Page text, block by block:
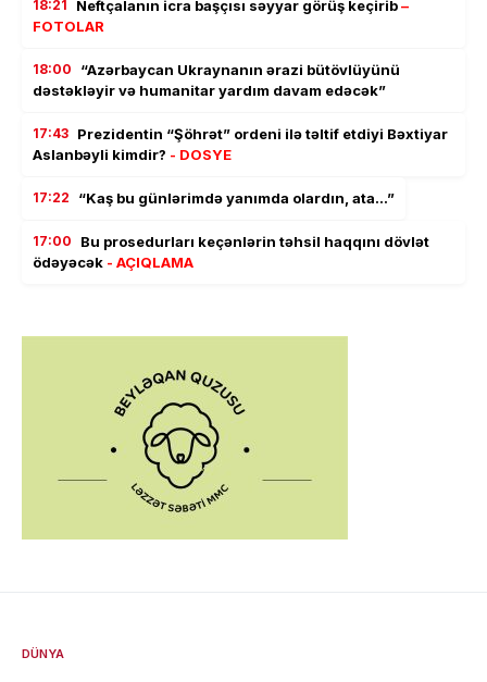
18:21 Neftçalanın icra başçısı səyyar görüş keçirib–
FOTOLAR
18:00
“Azərbaycan Ukraynanın ərazi bütövlüyünü
dəstəkləyir və humanitar yardım davam edəcək”
17:43 Prezidentin “Şöhrət” ordeni ilə təltif etdiyi Bəxtiyar
Aslanbəyli kimdir? - DOSYE
17:22 “Kaş bu günlərimdə yanımda olardın, ata…”
17:00
Bu prosedurları keçənlərin təhsil haqqını dövlət
ödəyəcək - AÇIQLAMA
DÜNYA